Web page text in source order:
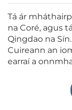
Tá ár
na Coré, agus
Qingdao na Sín.
Cuireann an
earraí a